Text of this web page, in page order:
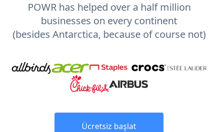
POWR has helped over a half million
businesses on every continent
(besides Antarctica, because of course not)
Ücretsiz başlat